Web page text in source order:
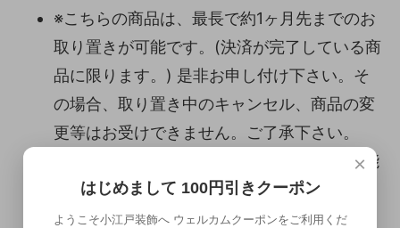
※こちらの商品は、最長で約1ヶ月先までのお
取り置きが可能です。(決済が完了している商
品に限ります。) 是非お申し付け下さい。そ
の場合、取り置き中のキャンセル、商品の変
更等はお受けできません。ご了承下さい。
※購入時システム上180日後までの設定が可能
ですが、こちらの使用品は対象外となります
ので、ご了承ください。
×
はじめまして 100円引きクーポン
ようこそ小江戸装飾へ ウェルカムクーポンをご利用くだ